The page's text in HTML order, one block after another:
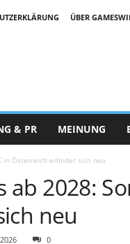
ÜBER
& PR MEINUNG
in Österreich erfindet sich neu
ab 2028:
neu
0